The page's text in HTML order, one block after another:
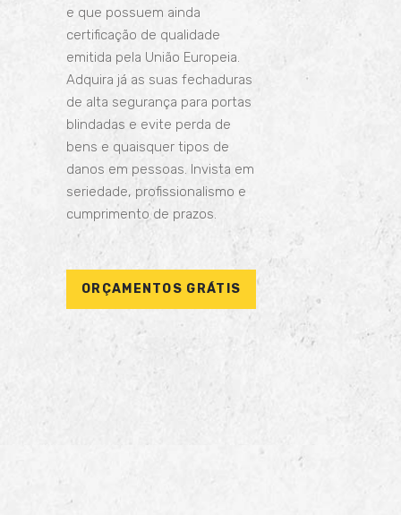
e que possuem ainda
certificação de qualidade
emitida pela União Europeia.
Adquira já as suas fechaduras
de alta segurança para portas
blindadas e evite perda de
bens e quaisquer tipos de
danos em pessoas. Invista em
seriedade, profissionalismo e
cumprimento de prazos.
ORÇAMENTOS GRÁTIS